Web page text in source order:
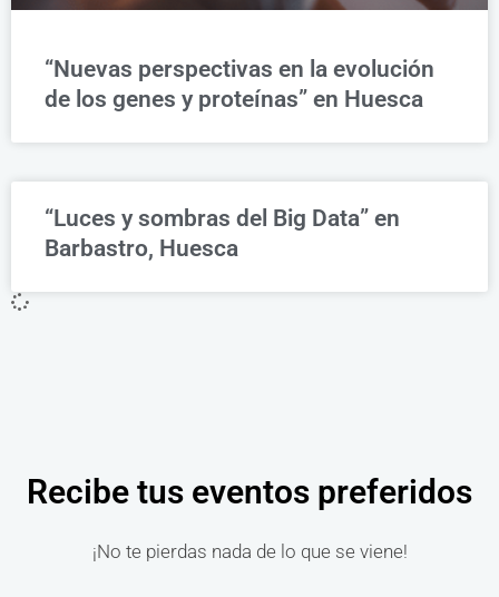
“Nuevas perspectivas en la evolución
de los genes y proteínas” en Huesca
“Luces y sombras del Big Data” en
Barbastro, Huesca
Recibe tus eventos preferidos
¡No te pierdas nada de lo que se viene!